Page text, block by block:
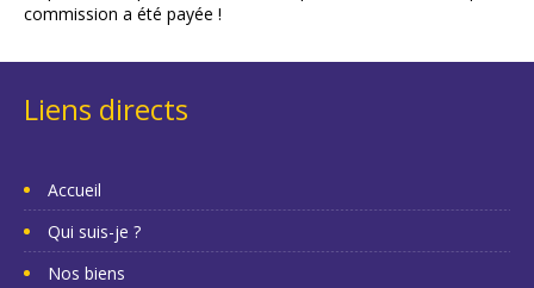
commission a été payée !
Liens directs
Accueil
Qui suis-je ?
Nos biens